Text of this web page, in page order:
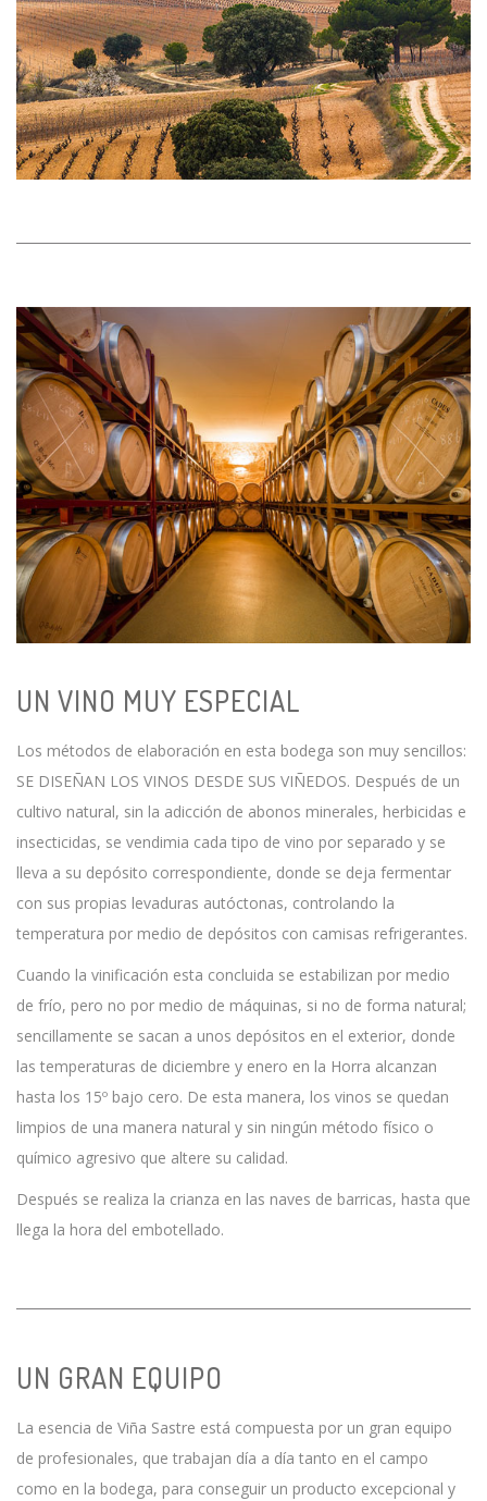
UN VINO MUY ESPECIAL
Los métodos de elaboración en esta bodega son muy sencillos:
SE DISEÑAN LOS VINOS DESDE SUS VIÑEDOS. Después de un
cultivo natural, sin la adicción de abonos minerales, herbicidas e
insecticidas, se vendimia cada tipo de vino por separado y se
lleva a su depósito correspondiente, donde se deja fermentar
con sus propias levaduras autóctonas, controlando la
temperatura por medio de depósitos con camisas refrigerantes.
Cuando la vinificación esta concluida se estabilizan por medio
de frío, pero no por medio de máquinas, si no de forma natural;
sencillamente se sacan a unos depósitos en el exterior, donde
las temperaturas de diciembre y enero en la Horra alcanzan
hasta los 15º bajo cero. De esta manera, los vinos se quedan
limpios de una manera natural y sin ningún método físico o
químico agresivo que altere su calidad.
Después se realiza la crianza en las naves de barricas, hasta que
llega la hora del embotellado.
UN GRAN EQUIPO
La esencia de Viña Sastre está compuesta por un gran equipo
de profesionales, que trabajan día a día tanto en el campo
como en la bodega, para conseguir un producto excepcional y